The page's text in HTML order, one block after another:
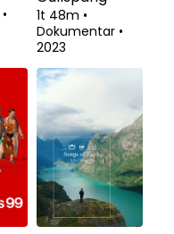
•
1t 48m •
Dokumentar •
2023